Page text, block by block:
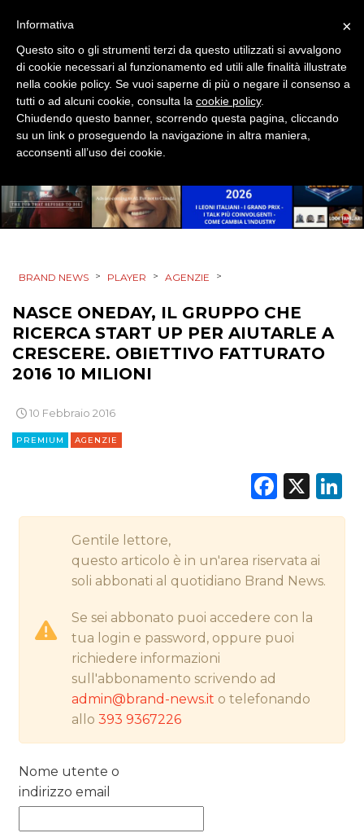
DESIGN
EVENTI
MOBILE
PROMOZIONI
PRODOTTI
STRATEGIE
CINEMA
ESTERNA
RADIO / AUDIO
RICERCHE
PREVISIONI/SCENARI
BRAND NEWS > PLAYER > AGENZIE >
NASCE ONEDAY, IL GRUPPO CHE
RICERCA START UP PER AIUTARLE A
CRESCERE. OBIETTIVO FATTURATO
2016 10 MILIONI
10 Febbraio 2016
PREMIUM AGENZIE
X
Gentile lettore,
questo articolo è in un'area riservata ai
soli abbonati al quotidiano Brand News.
Se sei abbonato puoi accedere con la
tua login e password, oppure puoi
richiedere informazioni
sull'abbonamento scrivendo ad
admin@brand-news.it o telefonando
allo393 9367226
Nome utente o
indirizzo email
×
Informativa
Questo sito o gli strumenti terzi da questo utilizzati si avvalgono
di cookie necessari al funzionamento ed utili alle finalità illustrate
nella cookie policy. Se vuoi saperne di più o negare il consenso a
tutti o ad alcuni cookie, consulta la cookie policy.
Chiudendo questo banner, scorrendo questa pagina, cliccando
su un link o proseguendo la navigazione in altra maniera,
acconsenti all’uso dei cookie.